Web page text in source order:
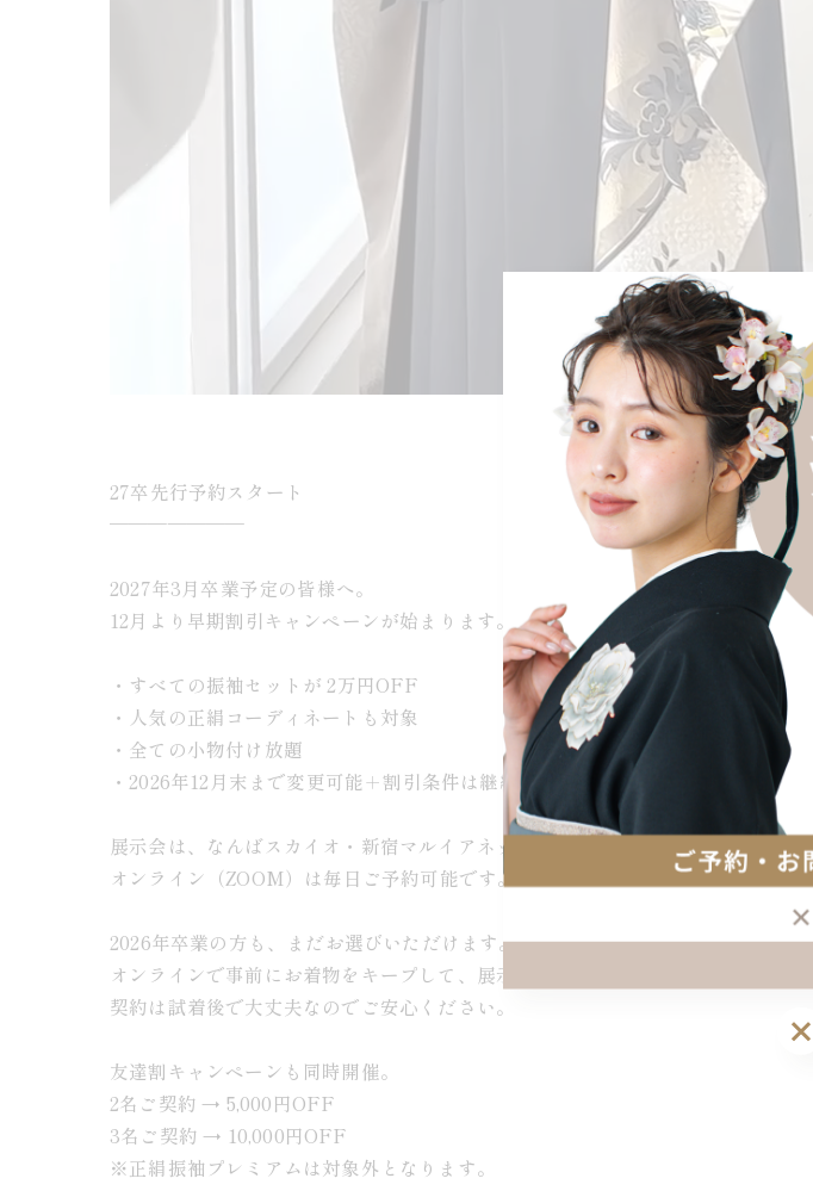
27卒先行予約スタート
———————
2027年3月卒業予定の皆様へ。
12月より早期割引キャンペーンが始まります。
・すべての振袖セットが 2万円OFF
・人気の正絹コーディネートも対象
・全ての小物付け放題
・2026年12月末まで変更可能＋割引条件は継続
展示会は、なんばスカイオ・新宿マルイアネックスにて開催。
オンライン（ZOOM）は毎日ご予約可能です。
2026年卒業の方も、まだお選びいただけます。
オンラインで事前にお着物をキープして、展示会でゆっくりご試着いただけます。
契約は試着後で大丈夫なのでご安心ください。
友達割キャンペーンも同時開催。
2名ご契約 → 5,000円OFF
3名ご契約 → 10,000円OFF
※正絹振袖プレミアムは対象外となります。